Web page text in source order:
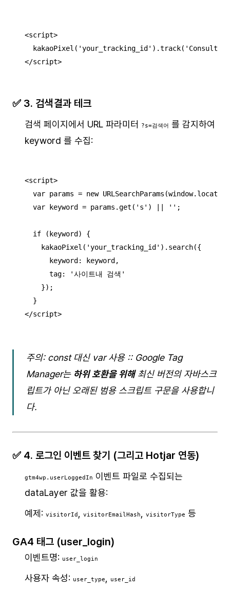
<script>
  kakaoPixel('your_tracking_id').track('Consult');
</script>
✅ 3. 검색 결과 테크
검색 페이지에서 URL 파라미터 ?s=검색어 를 감지하여
keyword 를 수집:
<script>
var params = new
  var keyword = params.get('s') || '';
  if (keyword) {
    kakaoPixel('your_tracking_id').search({
      keyword: keyword,
      tag: '사이트내 검색'
    });
  }
</script>
주의: const 대신 var 사용 :: Google Tag
Manager는 하위 호환을 위해최신 버전의 자바스크
립트가 아닌 오래된 범용 스크립트 구문을 사용합니
다.
✅ 4. 로그인 이벤트 찾기 (그리고 Hotjar 연동)
gtm4wp.userLoggedIn 이벤트 파일로 수집되는
dataLayer 값을 활용:
예제: visitorId visitorEmailHash visitorType 등
GA4 태그 (user_login)
이벤트명: user_login
사용자 속성: user_type user_id